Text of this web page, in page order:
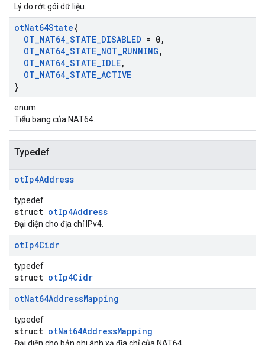
Lý do rớt gói dữ liệu.
otNat64State{
OT_NAT64_STATE_DISABLED = 0,
OT_NAT64_STATE_NOT_RUNNING ,
OT_NAT64_STATE_IDLE,
OT_NAT64_STATE_ACTIVE
}
enum
Tiểu bang của NAT64.
Typedef
otIp4Address
typedef
struct otIp4Address
Đại diện cho địa chỉ IPv4.
otIp4Cidr
typedef
struct otIp4Cidr
otNat64AddressMapping
typedef
struct otNat64AddressMapping